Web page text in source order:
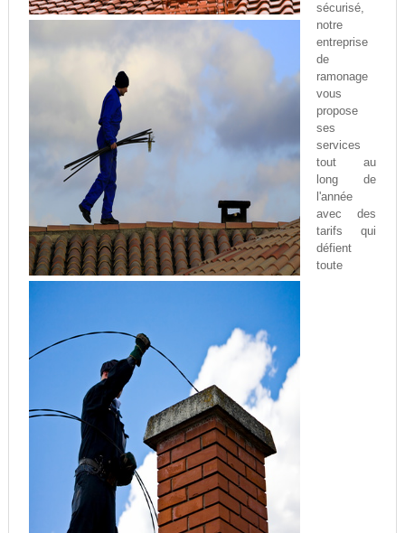
sécurisé,
notre
entreprise
de
ramonage
vous
propose
ses
services
tout au
long de
l'année
avec des
tarifs qui
défient
toute